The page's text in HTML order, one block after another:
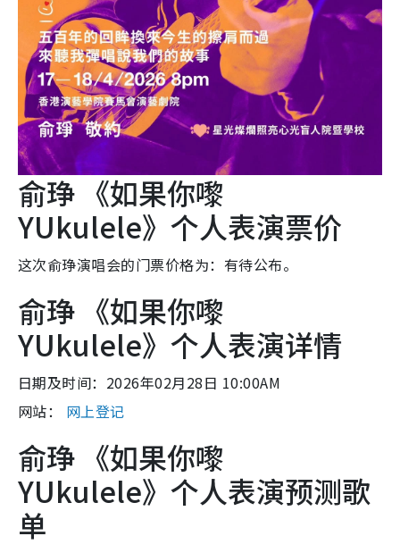
俞琤 《如果你嚟
YUkulele》个人表演票价
这次俞琤演唱会的门票价格为：有待公布。
俞琤 《如果你嚟
YUkulele》个人表演详情
日期及时间：2026年02月28日 10:00AM
网站： 网上登记
俞琤 《如果你嚟
YUkulele》个人表演预测歌
单